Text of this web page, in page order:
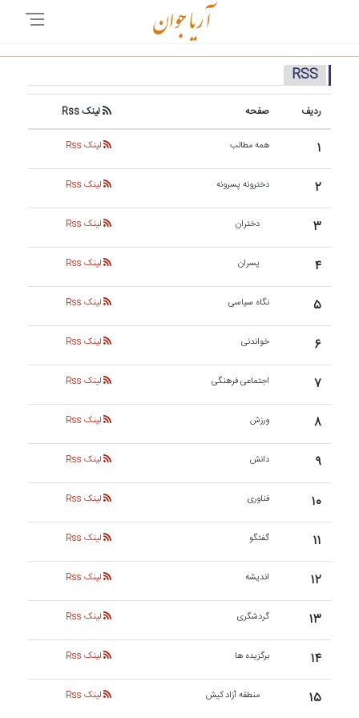
RSS
ردیف صفحه لینک Rss
۱ همه مطالب لینک Rss
۲ دخترونه پسرونه لینک Rss
۳ دختران لینک Rss
۴ پسران لینک Rss
۵ نگاه سیاسی لینک Rss
۶ خواندنی لینک Rss
۷ اجتماعی فرهنگی لینک Rss
۸ ورزش لینک Rss
۹ دانش لینک Rss
۱۰ فناوری لینک Rss
۱۱ گفتگو لینک Rss
۱۲ اندیشه لینک Rss
۱۳ گردشگری لینک Rss
۱۴ برگزیده ها لینک Rss
۱۵ منطقه آزاد کیش لینک Rss